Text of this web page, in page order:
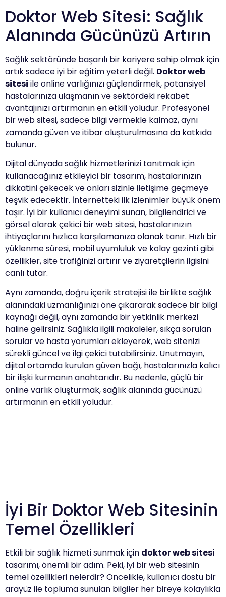
Doktor Web Sitesi: Sağlık
Alanında Gücünüzü Artırın
Sağlık sektöründe başarılı bir kariyere sahip olmak için
artık sadece iyi bir eğitim yeterli değil. Doktor web
sitesi ile online varlığınızı güçlendirmek, potansiyel
hastalarınıza ulaşmanın ve sektördeki rekabet
avantajınızı artırmanın en etkili yoludur. Profesyonel
bir web sitesi, sadece bilgi vermekle kalmaz, aynı
zamanda güven ve itibar oluşturulmasına da katkıda
bulunur.
Dijital dünyada sağlık hizmetlerinizi tanıtmak için
kullanacağınız etkileyici bir tasarım, hastalarınızın
dikkatini çekecek ve onları sizinle iletişime geçmeye
teşvik edecektir. İnternetteki ilk izlenimler büyük önem
taşır. İyi bir kullanıcı deneyimi sunan, bilgilendirici ve
görsel olarak çekici bir web sitesi, hastalarınızın
ihtiyaçlarını hızlıca karşılamanıza olanak tanır. Hızlı bir
yüklenme süresi, mobil uyumluluk ve kolay gezinti gibi
özellikler, site trafiğinizi artırır ve ziyaretçilerin ilgisini
canlı tutar.
Aynı zamanda, doğru içerik stratejisi ile birlikte sağlık
alanındaki uzmanlığınızı öne çıkararak sadece bir bilgi
kaynağı değil, aynı zamanda bir yetkinlik merkezi
haline gelirsiniz. Sağlıkla ilgili makaleler, sıkça sorulan
sorular ve hasta yorumları ekleyerek, web sitenizi
sürekli güncel ve ilgi çekici tutabilirsiniz. Unutmayın,
dijital ortamda kurulan güven bağı, hastalarınızla kalıcı
bir ilişki kurmanın anahtarıdır. Bu nedenle, güçlü bir
online varlık oluşturmak, sağlık alanında gücünüzü
artırmanın en etkili yoludur.
İyi Bir Doktor Web Sitesinin
Temel Özellikleri
Etkili bir sağlık hizmeti sunmak için doktor web sitesi
tasarımı, önemli bir adım. Peki, iyi bir web sitesinin
temel özellikleri nelerdir? Öncelikle, kullanıcı dostu bir
arayüz ile topluma sunulan bilgiler her bireye kolaylıkla